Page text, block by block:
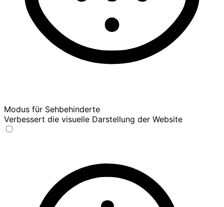
Modus für Sehbehinderte
Verbessert die visuelle Darstellung der Website